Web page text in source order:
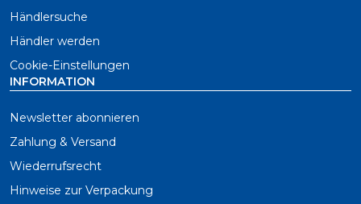
Händlersuche
Händler werden
Cookie-Einstellungen
INFORMATION
Newsletter abonnieren
Zahlung & Versand
Wiederrufsrecht
Hinweise zur Verpackung